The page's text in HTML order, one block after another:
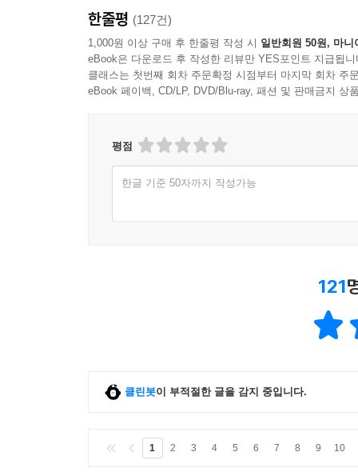
한줄평 (127건)
1,000원 이상 구매 후 한줄평 작성 시 일반회원 50원, 마니
eBook은 다운로드 후 작성한 리뷰만 YES포인트 지급됩니
클래스는 첫번째 회차 주문확정 시점부터 마지막 회차 주
eBook 페이백, CD/LP, DVD/Blu-ray, 패션 및 판매금지 상
평점
한글 기준 50자까지 작성가능
121
클린봇이 부적절한 글을 감지 중입니다.
1 2 3 4 5 6 7 8 9 10